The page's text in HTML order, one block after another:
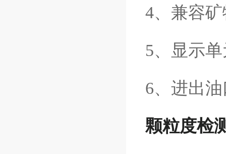
4、兼容
5、显示
6、进出
颗粒度检